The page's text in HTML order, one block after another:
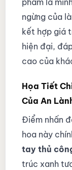
ngừng của
kết hợp giá
hiện đại,
cao của
Họa Tiết
Của An
Điểm nhấn
hoa này
tay thủ
trúc xanh